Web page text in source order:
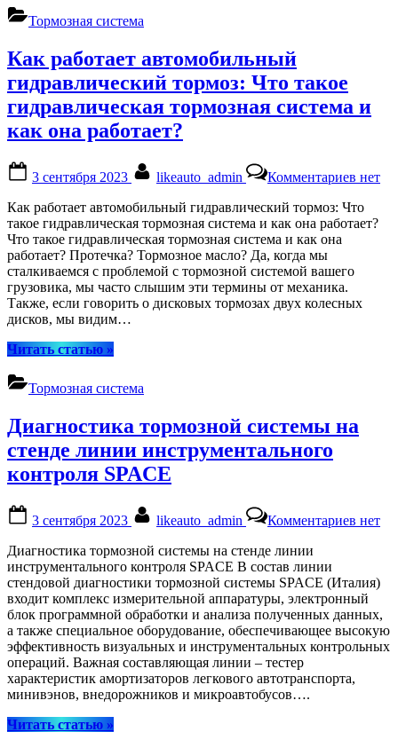
это
и
как
работает?”
Тормозная система
Как работает автомобильный
гидравлический тормоз: Что такое
гидравлическая тормозная система и
как она работает?
on
3 сентября 2023 likeauto_admin Комментариевзаписи
нет
Как работает автомобильный гидравлический тормоз: Что
такое гидравлическая тормозная система и как она работает?
Что такое гидравлическая тормозная система и как она
работает? Протечка? Тормозное масло? Да, когда мы
сталкиваемся с проблемой с тормозной системой вашего
грузовика, мы часто слышим эти термины от механика.
Также, если говорить о дисковых тормозах двух колесных
дисков, мы видим…
Читать статью“Как
гидравлический
Что
такое
гидравлическая
тормозная
как
работает?”
»
Тормозная система
Диагностика тормозной системы на
стенде линии инструментального
контроля SPACE
on
3 сентября 2023 likeauto_admin Комментариевзаписи
на
стенде
линии
нет
Диагностика тормозной системы на стенде линии
инструментального контроля SPACE В состав линии
стендовой диагностики тормозной системы SPACE (Италия)
входит комплекс измерительной аппаратуры, электронный
блок программной обработки и анализа полученных данных,
а также специальное оборудование, обеспечивающее высокую
эффективность визуальных и инструментальных контрольных
операций. Важная составляющая линии – тестер
характеристик амортизаторов легкового автотранспорта,
минивэнов, внедорожников и микроавтобусов….
Читать статью“Диагностика
»